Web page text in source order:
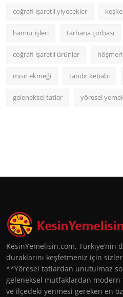
coğrafi işaretli yiyecekler
hamur işleri tarhana çorbası
coğrafi işaretli ürünler
mısır ekmeği tandır kebabı
geleneksel tatlar yöresel
KesinYemelisin.com, Türkiye’nin
duraklarını keşfetmeniz için
**Yöresel tatlardan unutulmaz
geleneksel mutfaklardan
ve ilçedeki yenmesi gereken en